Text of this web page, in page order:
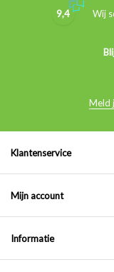
9,4 Wij
Meld
Klantenservice
Mijn account
Informatie